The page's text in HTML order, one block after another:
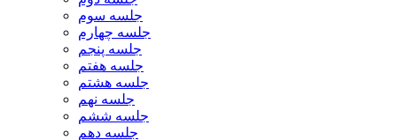
جلسه سوم
جلسه چهارم
جلسه پنجم
جلسه هفتم
جلسه هشتم
جلسه نهم
جلسه ششم
جلسه دهم